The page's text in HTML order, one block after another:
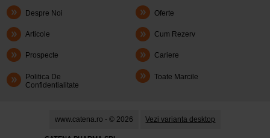
Despre Noi Oferte
Articole Cum Rezerv
Prospecte Cariere
Politica De
Confidentialitate
Toate Marcile
www.catena.ro - © 2026 Vezi varianta desktop